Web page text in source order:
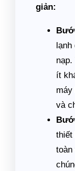
giản:
lạnh
nạp.
ít
máy
và
thiết
toàn